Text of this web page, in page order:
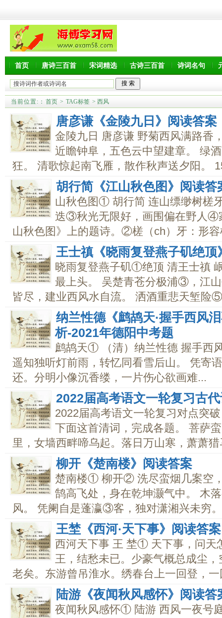
首页 唐诗三百首 宋词精选 古诗三百首 诗词名句
当前位置: ： 首页 > TAG标签 > 西风
唐彦谦《金陵九日》阅读答案
金陵九日 唐彦谦 野菊西风满路香
近瞻钟阜，五色云中望建章。 绿
狂。 清歌惊起南飞雁，散作秋声送夕阳。
胡行简《江山秋色图》阅读答
山秋色图① 胡行简 连山缥缈树槎
迭③秋光无限好，画围偏在野人④
山秋色图》上的题诗。②槎（ch）牙：形容
王士禛《晓雨复登燕子矶绝顶
晓雨复登燕子矶①绝顶 清王士禛
最上头。 吴楚青苍分极浦③，江
皆尽，建业西风水自流。 洒酒重悲天堑险
纳兰性德《鹧鸪天·握手西风
析-2021年德阳中考题
鹧鸪天① （清）纳兰性德 握手西
遥知独听灯前雨，转忆同看雪后山。 凭寄
还。分明小像沉香缕，一片伤心欲画难...
2022届高考语文一轮复习古
2022届高考语文一轮复习对点突
下面这首清词，完成各题。 菩萨
里，女墙西畔啼乌起。落日万山寒，萧萧
柳开《楚南楼》阅读答案
楚南楼① 柳开② 洗尽蛮烟几案空
鹄高飞处，身在乾坤灏气中。 木
风。 凭阑自是蓬瀛③客，独对潇湘兴未穷
王埜《西河·天下事》阅读答案
西河天下事 王 埜① 天下事，问
王，结愁未已。少豪气概总成尘
老矣。东游曾吊淮水。绣春台上一回登，一
陆游《夜闻秋风感怀》阅读答
夜闻秋风感怀① 陆游 西风一夜号